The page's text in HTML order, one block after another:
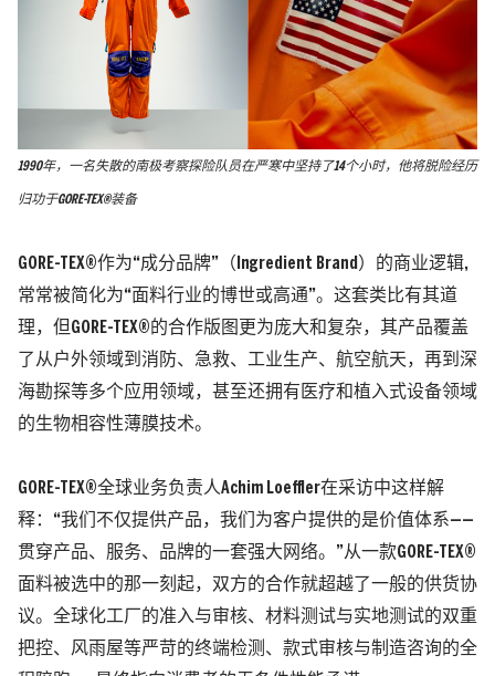
1990年，一名失散的南极考察探险队员在严寒中坚持了14个小时，他将脱险经历
归功于GORE-TEX®装备
GORE-TEX®作为“成分品牌” （Ingredient Brand）
的商业逻辑,
常常被简化为“面料行业的博世或高通”。这套类比有其道
理，但GORE-TEX®的合作版图更为庞大和复杂，其产品覆盖
了从户外领域到消防、急救、工业生产、航空航天，再到深
海勘探等多个应用领域，甚至还拥有医疗和植入式设备领域
的生物相容性薄膜技术。
GORE-TEX®全球业务负责人Achim Loeffler在采访中这样解
释：“我们不仅提供产品，我们为客户提供的是价值体系——
贯穿产品、服务、品牌的一套强大网络。”从一款GORE-TEX®
面料被选中的那一刻起，双方的合作就超越了一般的供货协
议。全球化工厂的准入与审核、材料测试与实地测试的双重
把控、风雨屋等严苛的终端检测、款式审核与制造咨询的全